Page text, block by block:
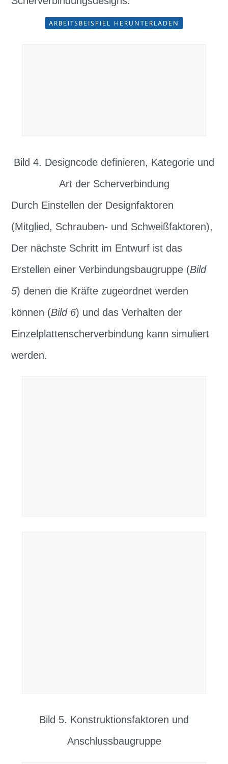
ARBEITSBEISPIEL HERUNTERLADEN
Bild 4. Designcode definieren, Kategorie und
Art der Scherverbindung
Durch Einstellen der Designfaktoren
(Mitglied, Schrauben- und Schweißfaktoren),
Der nächste Schritt im Entwurf ist das
Erstellen einer Verbindungsbaugruppe (Bild
5) denen die Kräfte zugeordnet werden
können (Bild 6) und das Verhalten der
Einzelplattenscherverbindung kann simuliert
werden.
Bild 5. Konstruktionsfaktoren und
Anschlussbaugruppe